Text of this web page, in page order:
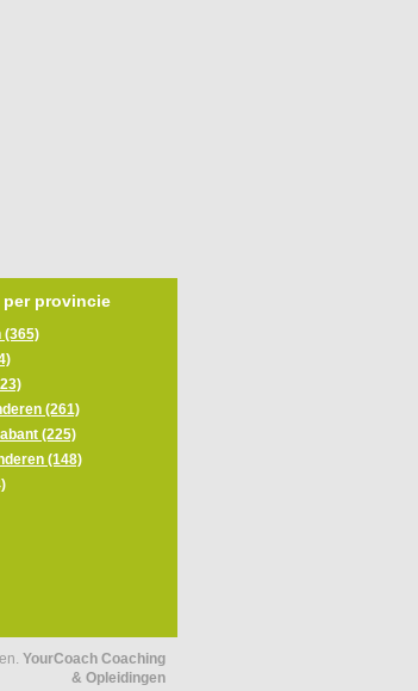
per provincie
(365)
(261)
(225)
(148)
YourCoach Coaching
& Opleidingen